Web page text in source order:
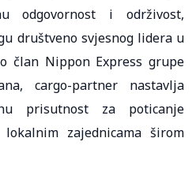
odgovornost i održivost,
društveno svjesnog lidera u
član Nippon Express grupe
cargo-partner nastavlja
prisutnost za poticanje
zajednicama širom